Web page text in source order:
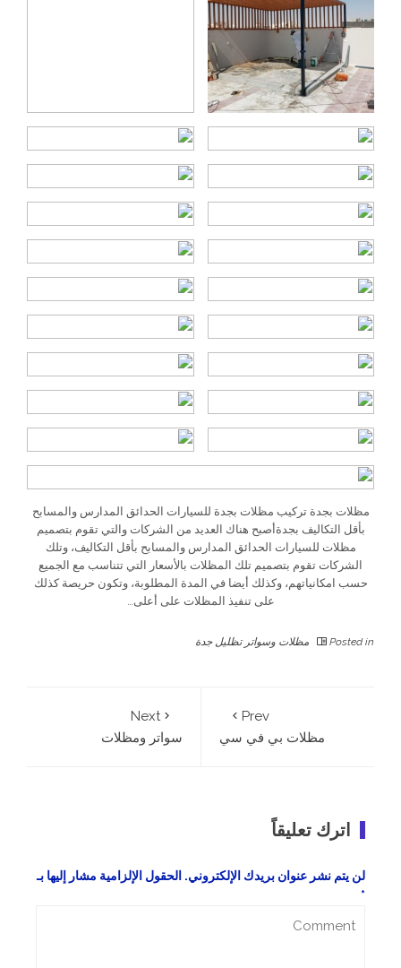
مظلات بجدة تركيب مظلات بجدة للسيارات الحدائق المدارس والمسابح
بأقل التكاليف بجدةأصبح هناك العديد من الشركات والتي تقوم بتصميم
مظلات للسيارات الحدائق المدارس والمسابح بأقل التكاليف، وتلك
الشركات تقوم بتصميم تلك المظلات بالأسعار التي تتناسب مع الجميع
حسب امكانياتهم، وكذلك أيضا في المدة المطلوبة، وتكون حريصة كذلك
على تنفيذ المظلات على أعلى…
Posted in مظلات وسواتر تظليل جدة
Prev
مظلات بي في سي
Next
سواتر ومظلات
اترك تعليقاً
لن يتم نشر عنوان بريدك الإلكتروني. الحقول الإلزامية مشار إليها بـ
*